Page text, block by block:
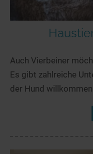
Auch Vierbeiner
Es gibt zahlreiche
der Hund